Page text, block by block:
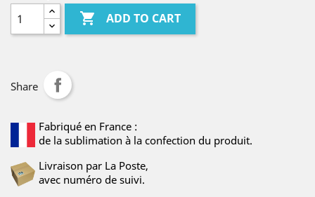
 ADD TO CART
Share
Fabriqué en France :
de la sublimation à la confection du produit.
Livraison par La Poste,
avec numéro de suivi.